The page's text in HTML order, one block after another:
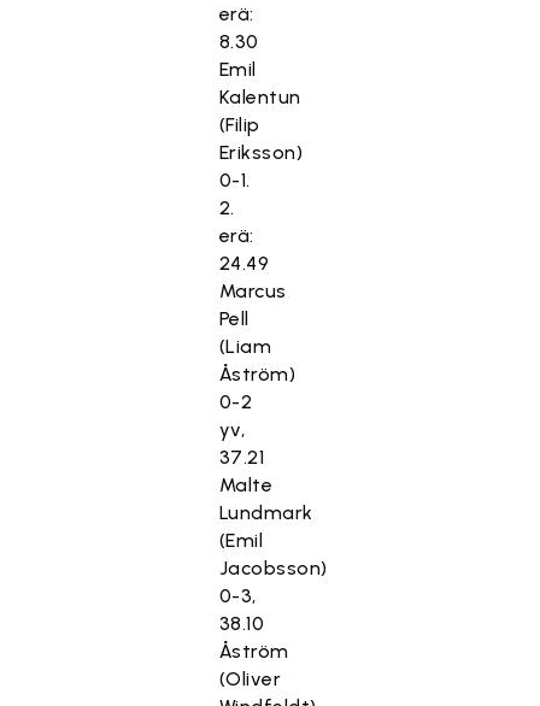
erä:
8.30
Emil
Kalentun
(Filip
Eriksson)
0-1.
2.
erä:
24.49
Marcus
Pell
(Liam
Åström)
0-2
yv,
37.21
Malte
Lundmark
(Emil
Jacobsson)
0-3,
38.10
Åström
(Oliver